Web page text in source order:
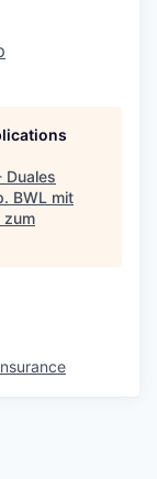
Duales
BWL mit
zum